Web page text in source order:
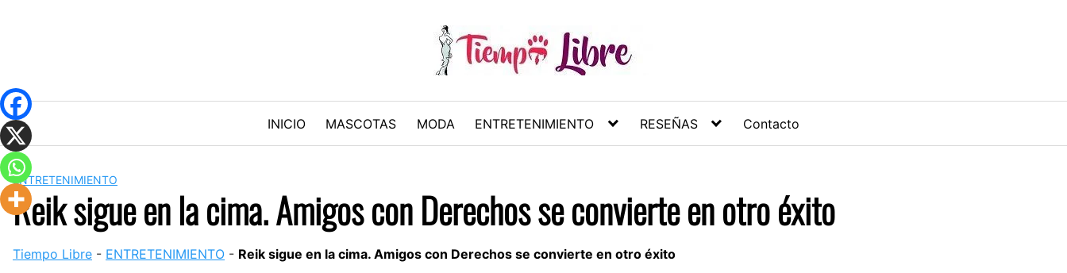
INICIO MASCOTAS MODA ENTRETENIMIENTO RESEÑAS Contacto
ENTRETENIMIENTO
Reik sigue en la cima. Amigos con Derechos se convierte en otro éxito
Tiempo Libre - ENTRETENIMIENTO - Reik sigue en la cima. Amigos con Derechos se convierte en otro éxito